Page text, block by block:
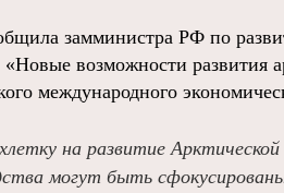
замминистра РФ по
«Новые возможности развития
международного
на развитие
могут быть